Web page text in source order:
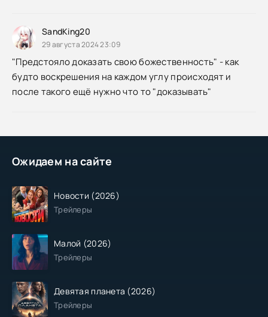
Ожидаем на сайте
Новости (2026)
Трейлеры
Малой (2026)
Трейлеры
Девятая планета (2026)
Трейлеры
SandKing20
29 августа 2024 23:09
"Предстояло доказать свою божественность" - как
будто воскрешения на каждом углу происходят и
после такого ещё нужно что то "доказывать"